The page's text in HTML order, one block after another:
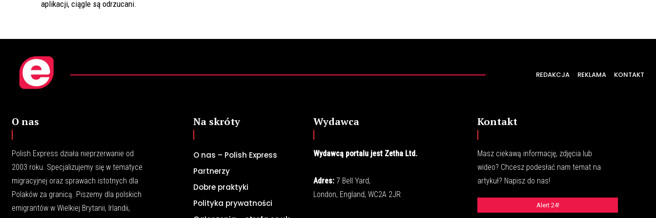
aplikacji, ciągle są odrzucani.
REDAKCJA REKLAMA KONTAKT
O nas
Polish Express działa nieprzerwanie od
2003 roku. Specjalizujemy się w tematyce
migracyjnej oraz sprawach istotnych dla
Polaków za granicą. Piszemy dla polskich
emigrantów w Wielkiej Brytanii, Irlandii,
Na skróty
O nas – Polish Express
Partnerzy
Dobre praktyki
Polityka prywatności
Wydawca
Wydawcą portalu jest Zetha Ltd.
Adres: 7 Bell Yard,
London, England, WC2A 2JR
Kontakt
Masz ciekawą informację, zdjęcia lub
wideo? Chcesz podesłać nam temat na
artykuł? Napisz do nas!
Alert 24!